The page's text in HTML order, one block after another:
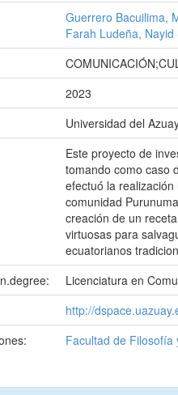
Guerrero Bacuilima,
Farah Ludeña, Nayid
2023
Universidad del
Este proyecto de
tomando como caso
efectuó́ la
comunidad
creación de un
virtuosas para
ecuatorianos
Licenciatura en
http://
Facultad de Filosofía